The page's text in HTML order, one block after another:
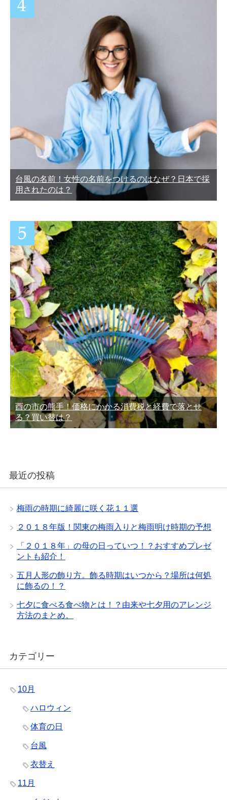
台風の名前！女性の名前をつけるのはなぜ？日本で採
用されたのは？
酉の市の熊手！価格にかかる消費税と経費で落とせ
る？買い替は？
最近の投稿
梅雨の時期に綺麗に咲く花１１選
２０１８年版！関東の梅雨入りと梅雨明け時期の予想
「２０１８年」の母の日っていつ！？おすすめプレゼ
ントも紹介！
五月人形の飾り方。飾る時期はいつから？場所は何処
に飾るの！？
七夕に食べる食べ物とは！？由来や七夕用のアレンジ
方法のまとめ。
カテゴリー
10月
ハロウィン
体育の日
台風
衣替え
11月